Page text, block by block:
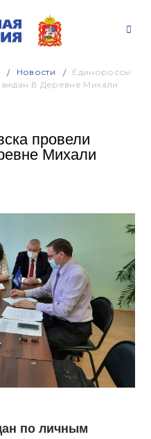
Новости
Единороссы
В Деревне Михали
провели
Михали
по личным